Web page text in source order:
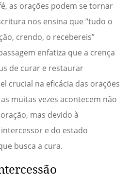
as orações podem se tornar
nos ensina que “tudo o
crendo, o recebereis”
enfatiza que a crença
de curar e restaurar
crucial na eficácia das orações
muitas vezes acontecem não
mas devido à
e do estado
busca a cura.